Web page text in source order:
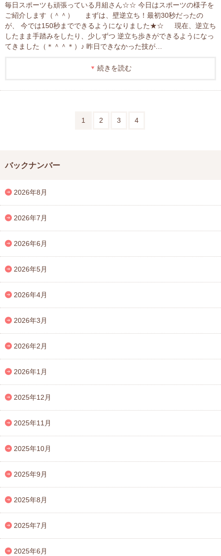
毎日スポーツも頑張っている月組さん☆☆ 今日はスポーツの様子を
ご紹介します（＾＾） まずは、壁逆立ち！最初30秒だったの
が、 今では150秒までできるようになりました★☆ 現在、逆立ち
したまま手踏みをしたり、少しずつ 逆立ち歩きができるようになっ
てきました（＊＾＾＊）♪ 昨日できなかった技が…
続きを読む
1 2 3 4
バックナンバー
2026年8月
2026年7月
2026年6月
2026年5月
2026年4月
2026年3月
2026年2月
2026年1月
2025年12月
2025年11月
2025年10月
2025年9月
2025年8月
2025年7月
2025年6月